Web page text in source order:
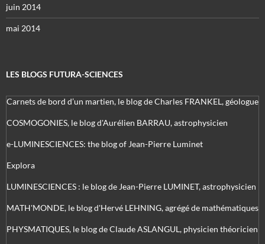
juin 2014
mai 2014
LES BLOGS FUTURA-SCIENCES
Carnets de bord d’un martien, le blog de Charles FRANKEL, géologue
COSMOGONIES, le blog d'Aurélien BARRAU, astrophysicien
e-LUMINESCIENCES: the blog of Jean-Pierre Luminet
Explora
LUMINESCIENCES : le blog de Jean-Pierre LUMINET, astrophysicien
MATH'MONDE, le blog d'Hervé LEHNING, agrégé de mathématiques
PHYSMATIQUES, le blog de Claude ASLANGUL, physicien théoricien